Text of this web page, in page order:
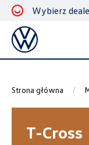
Wybierz
Strona główna
T-Cross
Sortuj